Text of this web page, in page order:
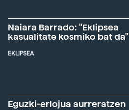
Naiara Barrado: "Eklipsea
kasualitate kosmiko bat da"
EKLIPSEA
Eguzki-erlojua aurreratzen